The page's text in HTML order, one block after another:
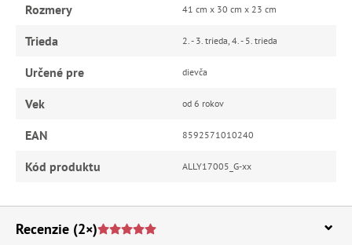
Rozmery 41 cm x 30 cm x 23 cm
Trieda 2. - 3. trieda, 4. - 5. trieda
Určené pre dievča
Vek od 6 rokov
EAN 8592571010240
Kód produktu ALLY17005_G-xx
Recenzie (2×)